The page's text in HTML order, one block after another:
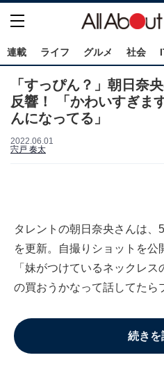
連載 ライフ グルメ 社会
「すっぴん？」朝日奈
反響！ 「かわいすぎま
んになってる」
2022.06.01
宍戸 奏太
タレントの朝日奈央さんは、
を更新。自撮りショットを公
「妹がつけているネックレ
の買おうかなって話してたら
続きを